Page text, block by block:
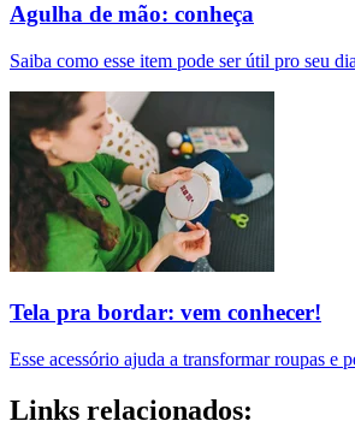
Agulha de mão: conheça
Saiba como esse item pode ser útil pro seu
Tela pra bordar: vem conhecer!
Esse acessório ajuda a transformar roupas e
Links relacionados: